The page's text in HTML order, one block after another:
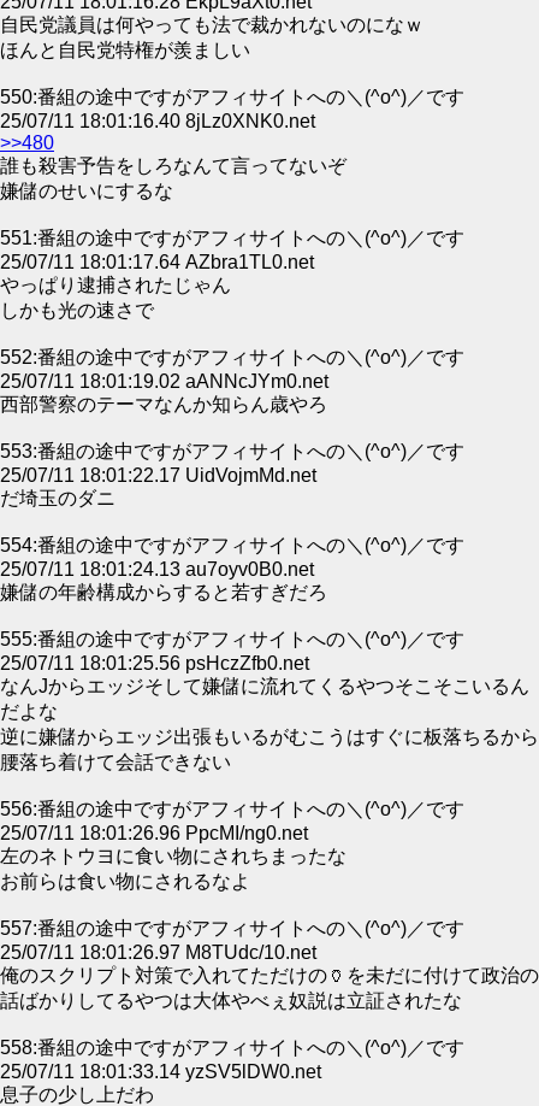
自民党議員は何やっても法で裁かれないのになｗ
ほんと自民党特権が羨ましい
550:番組の途中ですがアフィサイトへの＼(^o^)／です
25/07/11 18:01:16.40 8jLz0XNK0.net
>>480
誰も殺害予告をしろなんて言ってないぞ
嫌儲のせいにするな
551:番組の途中ですがアフィサイトへの＼(^o^)／です
25/07/11 18:01:17.64 AZbra1TL0.net
やっぱり逮捕されたじゃん
しかも光の速さで
552:番組の途中ですがアフィサイトへの＼(^o^)／です
25/07/11 18:01:19.02 aANNcJYm0.net
西部警察のテーマなんか知らん歳やろ
553:番組の途中ですがアフィサイトへの＼(^o^)／です
25/07/11 18:01:22.17 UidVojmMd.net
だ埼玉のダニ
554:番組の途中ですがアフィサイトへの＼(^o^)／です
25/07/11 18:01:24.13 au7oyv0B0.net
嫌儲の年齢構成からすると若すぎだろ
555:番組の途中ですがアフィサイトへの＼(^o^)／です
25/07/11 18:01:25.56 psHczZfb0.net
なんJからエッジそして嫌儲に流れてくるやつそこそこいるん
だよな
逆に嫌儲からエッジ出張もいるがむこうはすぐに板落ちるから
腰落ち着けて会話できない
556:番組の途中ですがアフィサイトへの＼(^o^)／です
25/07/11 18:01:26.96 PpcMI/ng0.net
左のネトウヨに食い物にされちまったな
お前らは食い物にされるなよ
557:番組の途中ですがアフィサイトへの＼(^o^)／です
25/07/11 18:01:26.97 M8TUdc/10.net
俺のスクリプト対策で入れてただけの🏺を未だに付けて政治の
話ばかりしてるやつは大体やべぇ奴説は立証されたな
558:番組の途中ですがアフィサイトへの＼(^o^)／です
25/07/11 18:01:33.14 yzSV5lDW0.net
息子の少し上だわ